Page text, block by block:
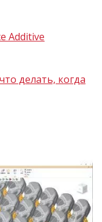
Additive
делать, когда